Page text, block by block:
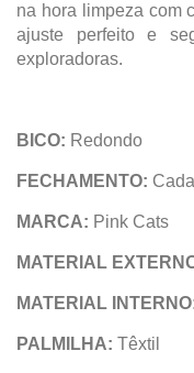
na hora limpeza com
ajuste perfeito e
exploradoras.
BICO: Redondo
FECHAMENTO:
MARCA: Pink Cats
MATERIAL
MATERIAL
PALMILHA: Têxtil